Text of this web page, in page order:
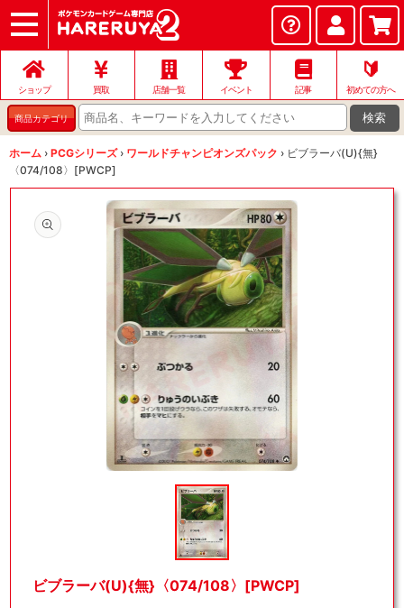
ショップ
店頭買取
ネット買取
店舗一覧
イベント
お問い合わせ
ショップ 買取 店舗一覧 イベント 記事
🔰
初めての方へ
商品カテゴリ 検索
ホーム › PCGシリーズ › ワールドチャンピオンズパック › ビブラーバ(U){無}
〈074/108〉[PWCP]
ビブラーバ(U){無}〈074/108〉[PWCP]